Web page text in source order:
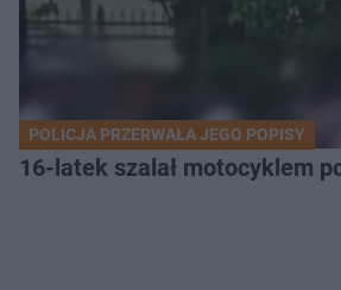
POLICJA PRZERWAŁA JEGO POPISY
16-latek szalał motocyklem